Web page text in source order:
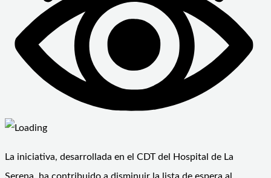
La iniciativa, desarrollada en el CDT del Hospital de La